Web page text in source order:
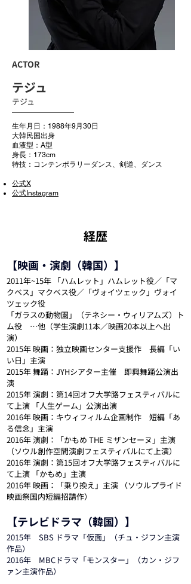
ACTOR
テジュ
テジュ
生年月日：1988年9月30日
大韓民国出身
血液型：A型
身長：173cm
特技：コンテンポラリーダンス、剣道、ダンス
公式X
公式Instagram
​経歴
【映画・演劇（韓国）】
2011年~15年 「ハムレット」ハムレット役／「マ
クベス」マクベス役／「ヴォイツェック」ヴォイ
ツェック役
「ガラスの動物園」（テネシー・ウィリアムズ）ト
ム役　…他（学生演劇11本／映画20本以上へ出
演）
2015年 映画：独立映画センター支援作　長編「い
い日」主演
2015年 舞踊：JYHシアター主催　即興舞踊公演出
演
2015年 演劇：第14回オフ大学路フェスティバルに
て上演 「人生ゲーム」公演出演
2016年 映画：キウィフィルム企画制作　短編「あ
る信念」主演
2016年 演劇：「かもめ THE ミザンセーヌ」主演
（ソウル創作空間演劇フェスティバルにて上演）
2016年 演劇：第15回オフ大学路フェスティバルに
て上演 「かもめ」主演
2016年 映画：「乗り換え」主演 （ソウルプライド
映画祭国内短編招請作）
【テレビドラマ（韓国）】
2015年　SBS ドラマ「仮面」（チュ・ジフン主演
作品）
2016年　MBCドラマ「モンスター」（カン・ジフ
ァン主演作品）